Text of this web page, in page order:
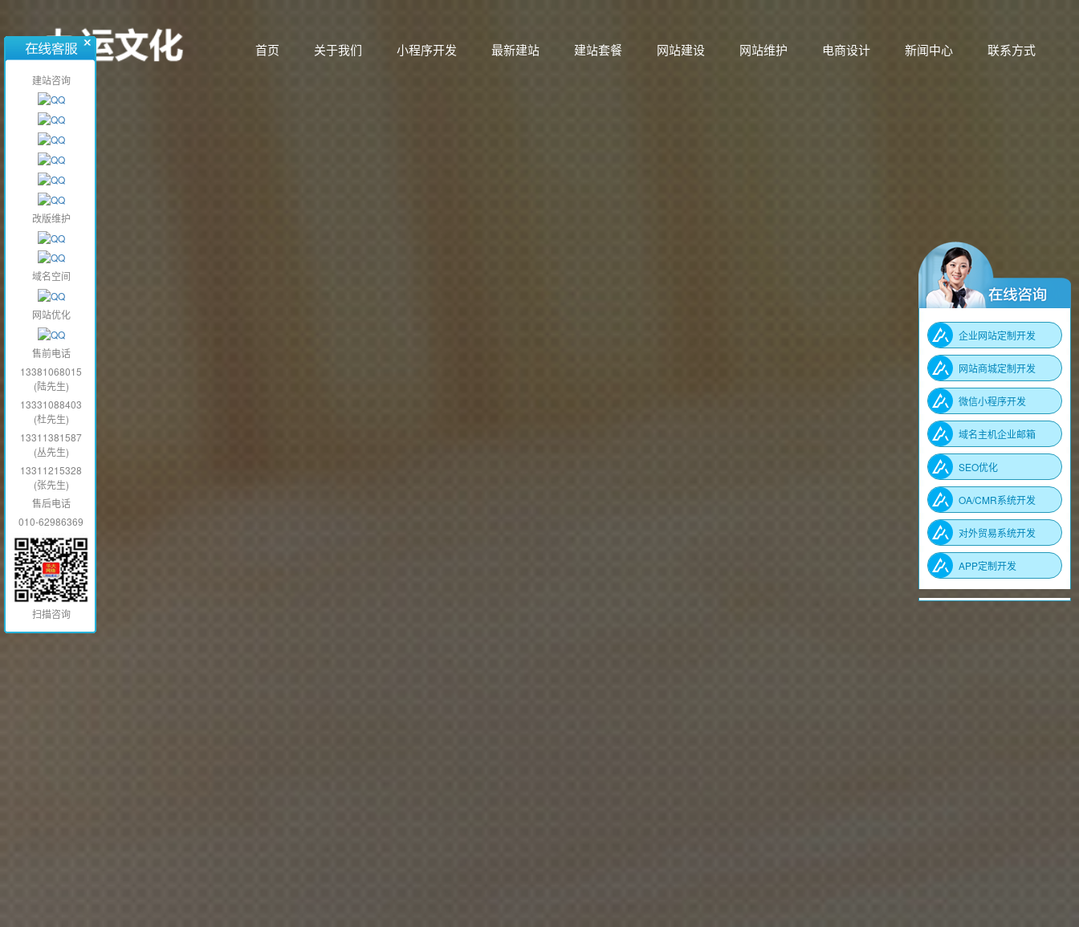
首页 关于我们 小程序开发 最新建站 建站套餐 网站建设 网站维护 电商设计 新闻中心 联系方式
建站咨询
改版维护
域名空间
网站优化
售前电话
13381068015
(陆先生)
13331088403
(杜先生)
13311381587
(丛先生)
13311215328
(张先生)
售后电话
010-62986369
扫描咨询
企业网站定制开发
网站商城定制开发
微信小程序开发
域名主机企业邮箱
SEO优化
OA/CMR系统开发
对外贸易系统开发
APP定制开发